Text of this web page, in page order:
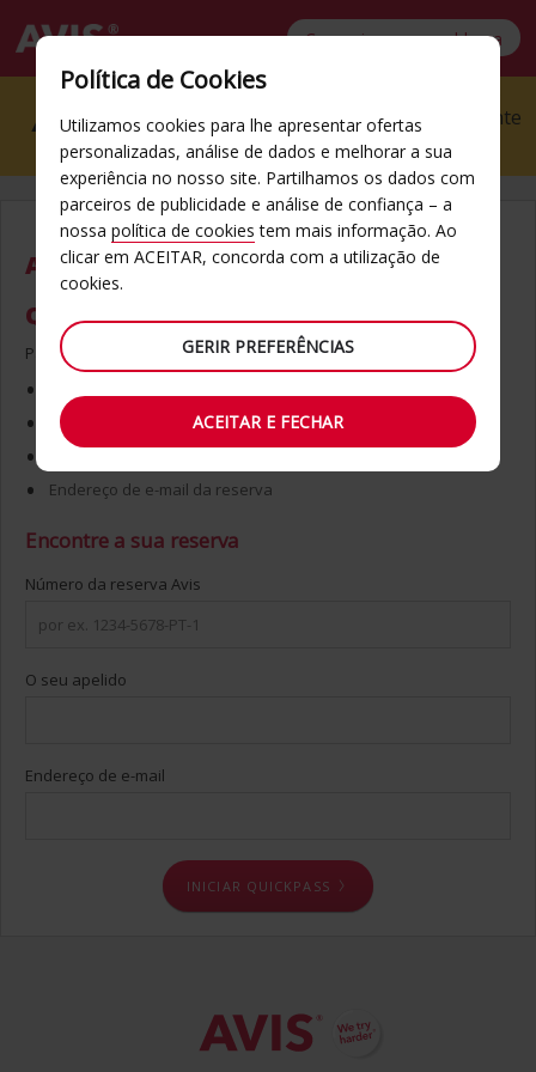
Comunique um problema
Form
Lamentamos, mas não foi possível reenviar os
detalhes desta página. Por favor, insira novamente
os dados da sua reserva e volte a enviá-los.
ACELERE A SUA VIAGEM COM O
QUICKPASS
Para começar, irá precisar do seguinte:
Cartão de pagamento (quando necessário)
Endereço de e-mail da reserva
Encontre a sua reserva
Número da reserva Avis
O seu apelido
Endereço de e-mail
INICIAR QUICKPASS
Política de Cookies
Utilizamos cookies para lhe apresentar ofertas
personalizadas, análise de dados e melhorar a sua
experiência no nosso site. Partilhamos os dados com
parceiros de publicidade e análise de confiança – a
nossa política de cookies tem mais informação. Ao
clicar em ACEITAR, concorda com a utilização de
cookies.
GERIR PREFERÊNCIAS
ACEITAR E FECHAR